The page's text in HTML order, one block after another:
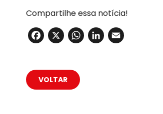
Compartilhe essa notícia!
Facebook
X WhatsApp
LinkedIn
VOLTAR